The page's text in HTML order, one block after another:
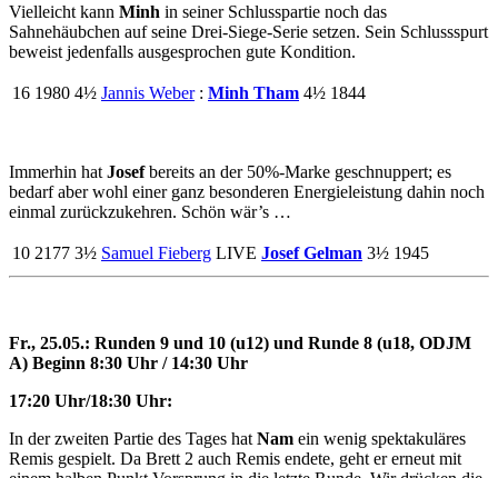
Vielleicht kann Minh in seiner Schlusspartie noch das
Sahnehäubchen auf seine Drei-Siege-Serie setzen. Sein Schlussspurt
beweist jedenfalls ausgesprochen gute Kondition.
16 1980 4½ Jannis Weber : Minh Tham 4½ 1844
Immerhin hat Josefbereits an der 50%-Marke geschnuppert; es
bedarf aber wohl einer ganz besonderen Energieleistung dahin noch
einmal zurückzukehren. Schön wär’s …
10 2177 3½ Samuel Fieberg LIVE Josef Gelman 3½ 1945
Fr., 25.05.: Runden 9 und 10 (u12) und Runde 8 (u18, ODJM
A) Beginn 8:30 Uhr / 14:30 Uhr
17:20 Uhr/18:30 Uhr:
In der zweiten Partie des Tages hat Nam ein wenig spektakuläres
Remis gespielt. Da Brett 2 auch Remis endete, geht er erneut mit